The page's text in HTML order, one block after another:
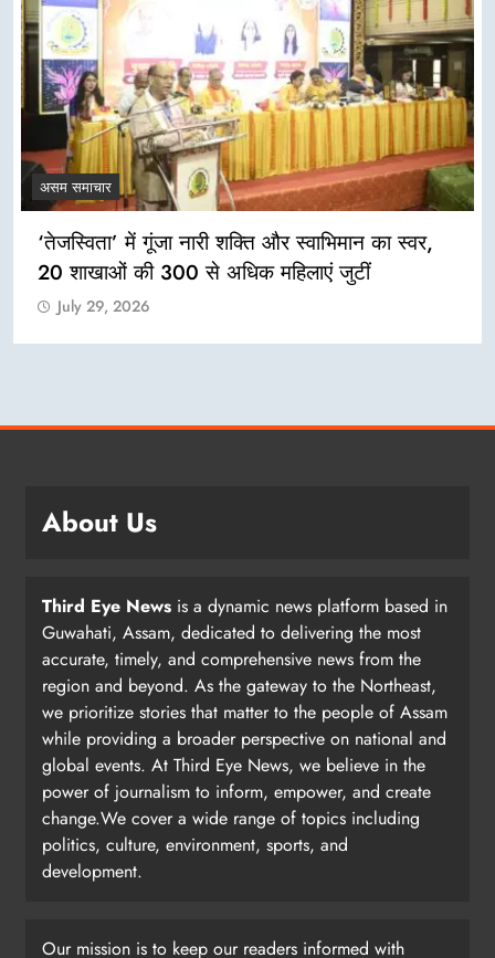
असम समाचार
‘तेजस्विता’ में गूंजा नारी शक्ति और स्वाभिमान का स्वर,
20 शाखाओं की 300 से अधिक महिलाएं जुटीं
July 29, 2026
About Us
Third Eye News is a dynamic news platform based in
Guwahati, Assam, dedicated to delivering the most
accurate, timely, and comprehensive news from the
region and beyond. As the gateway to the Northeast,
we prioritize stories that matter to the people of Assam
while providing a broader perspective on national and
global events. At Third Eye News, we believe in the
power of journalism to inform, empower, and create
change.We cover a wide range of topics including
politics, culture, environment, sports, and
development.
Our mission is to keep our readers informed with